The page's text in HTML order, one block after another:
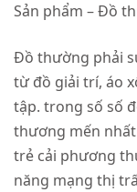
Sản phẩm – Đồ
Đồ thường phải
từ đồ giải trí, áo
tập. trong số số
thương mến
trẻ cải phương
năng mạng thị